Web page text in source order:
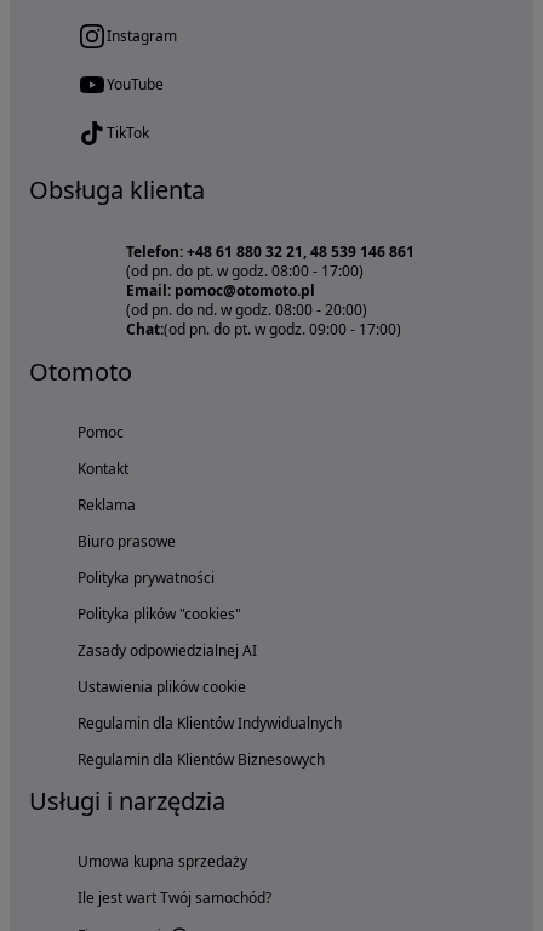
Instagram
YouTube
TikTok
Obsługa klienta
Telefon: +48 61 880 32 21, 48 539 146 861
(od pn. do pt. w godz. 08:00 - 17:00)
Email: pomoc@otomoto.pl
(od pn. do nd. w godz. 08:00 - 20:00)
Chat:(od pn. do pt. w godz. 09:00 - 17:00)
Otomoto
Pomoc
Kontakt
Reklama
Biuro prasowe
Polityka prywatności
Polityka plików "cookies"
Zasady odpowiedzialnej AI
Ustawienia plików cookie
Regulamin dla Klientów Indywidualnych
Regulamin dla Klientów Biznesowych
Usługi i narzędzia
Umowa kupna sprzedaży
Ile jest wart Twój samochód?